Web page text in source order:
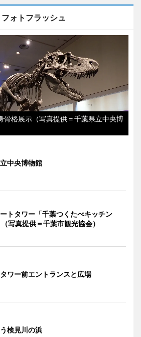
フォトフラッシュ
骨格展示（写真提供＝千葉県立中央博
中央博物館
トタワー「千葉つくたべキッチン
写真提供＝千葉市観光協会）
ワー前エントランスと広場
検見川の浜